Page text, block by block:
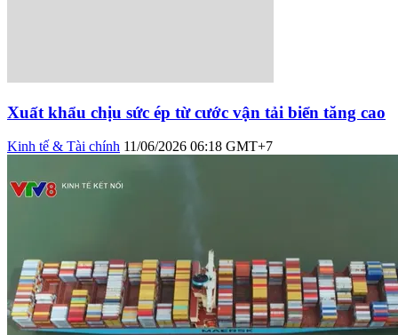
Xuất khẩu chịu sức ép từ cước vận tải biển tăng cao
Kinh tế & Tài chính 11/06/2026 06:18 GMT+7